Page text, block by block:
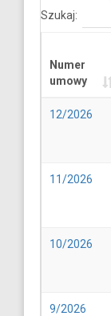
Szukaj:
Numer
umowy
12/2026
11/2026
10/2026
9/2026